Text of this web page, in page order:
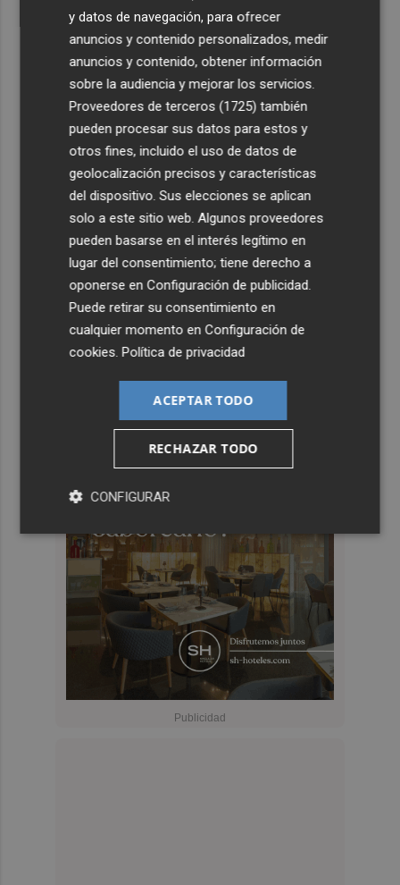
y datos de navegación, para ofrecer
anuncios y contenido personalizados, medir
anuncios y contenido, obtener información
sobre la audiencia y mejorar los servicios.
Proveedores de terceros (1725) también
pueden procesar sus datos para estos y
otros fines, incluido el uso de datos de
geolocalización precisos y características
del dispositivo. Sus elecciones se aplican
solo a este sitio web. Algunos proveedores
pueden basarse en el interés legítimo en
lugar del consentimiento; tiene derecho a
oponerse enConfiguración de publicidad
Puede retirar su consentimiento en
cualquier momento enConfiguración de
cookies .Política de privacidad
ACEPTAR TODO
RECHAZAR TODO
CONFIGURAR